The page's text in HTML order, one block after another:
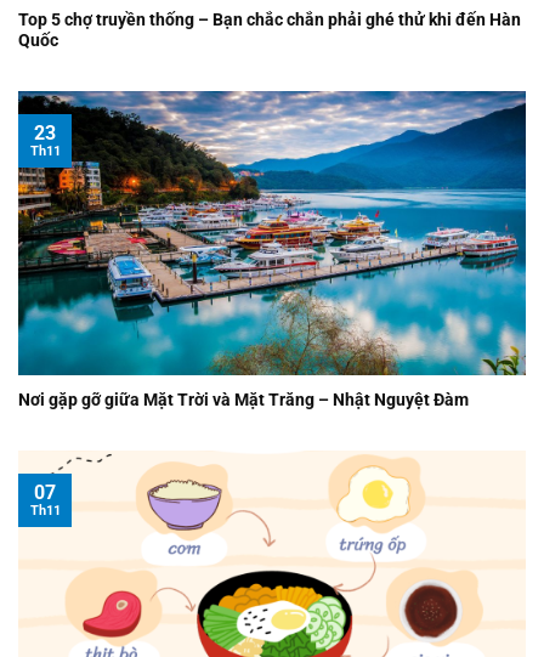
Top 5 chợ truyền thống – Bạn chắc chắn phải ghé thử khi đến Hàn
Quốc
Nơi gặp gỡ giữa Mặt Trời và Mặt Trăng – Nhật Nguyệt Đàm
23
Th11
07
Th11